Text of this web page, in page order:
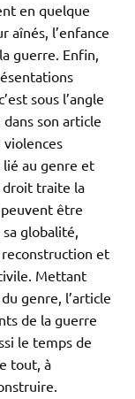
en quelque
aînés, l’enfance
guerre. Enfin,
sous l’angle
son article
violences
au genre et
droit traite la
être
globalité,
et
Mettant
genre, l’article
de la guerre
le temps de
tout, à